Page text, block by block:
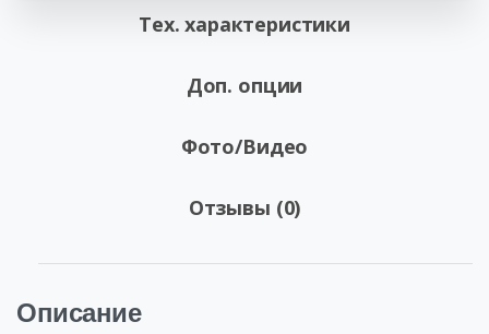
Тех. характеристики
Доп. опции
Фото/Видео
Отзывы (0)
Описание